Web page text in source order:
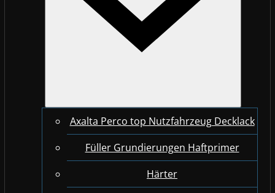
Axalta Perco top Nutzfahrzeug Decklack
Füller Grundierungen Haftprimer
Härter